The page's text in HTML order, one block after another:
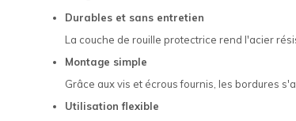
Durables et sans entretien
La couche de rouille protectrice rend l'acier
Montage simple
Grâce aux vis et écrous fournis, les bordures
Utilisation flexible